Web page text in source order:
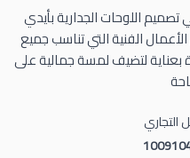
تصميم اللوحات الجدارية بأيدي
الفنية التي تناسب جميع
بعناية لتضيف لمسة جمالية على
التجاري